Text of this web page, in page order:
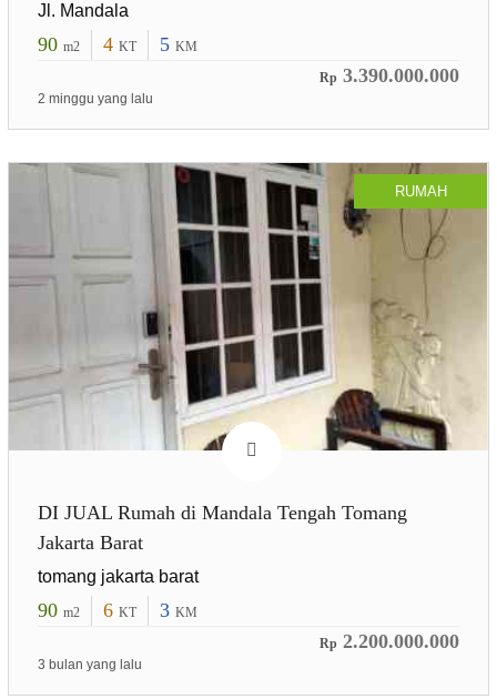
Jl. Mandala
90 m2 4 KT 5 KM
Rp 3.390.000.000
2 minggu yang lalu
RUMAH
DI JUAL Rumah di Mandala Tengah Tomang
Jakarta Barat
tomang jakarta barat
90 m2 6 KT 3 KM
Rp 2.200.000.000
3 bulan yang lalu